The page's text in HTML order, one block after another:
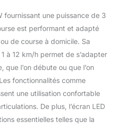
fournissant une puissance de 3
est performant et adapté
de course à domicile. Sa
à 12 km/h permet de s’adapter
l’on débute ou que l’on
fonctionnalités comme
une utilisation confortable
De plus, l’écran LED
essentielles telles que la